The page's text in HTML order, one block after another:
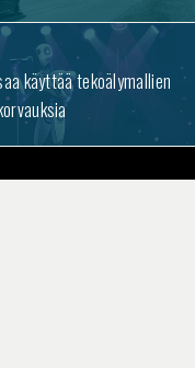
käyttää tekoälymallien